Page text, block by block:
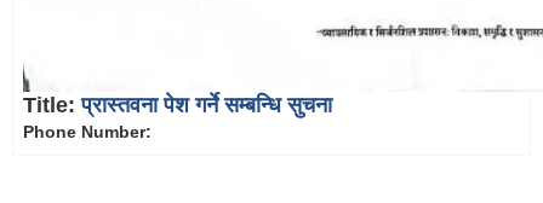
Title:प्रास्तवना पेश गर्ने सम्बन्धि सुचना
Phone Number: